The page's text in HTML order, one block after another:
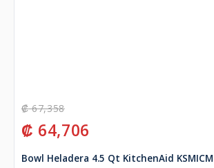
₡67,358
₡ 64,706
Bowl Heladera 4.5 Qt KitchenAid KSMICM